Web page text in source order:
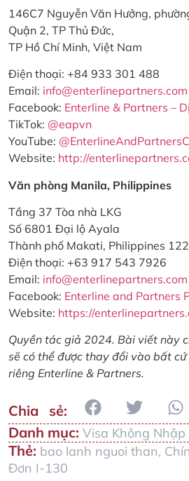
146C7 Nguyễn Văn Hưởng,
Quận 2, TP Thủ Đức,
TP Hồ Chí Minh, Việt Nam
Điện thoại: +84 933 301 488
Email: info@enterlinepartners.com
Facebook: Enterline & Partners –
TikTok: @eapvn
YouTube:
Website: http://
Văn phòng Manila, Philippines
Tầng 37 Tòa nhà LKG
Số 6801 Đại lộ Ayala
Thành phố Makati, Philippines
Điện thoại: +63 917 543 7926
Email: info@enterlinepartners.com
Facebook: Enterline and Partners
Website: https://
Quyền tác giả 2024. Bài viết này
sẽ có thể được thay đổi vào bất
riêng Enterline & Partners.
Danh mục: Visa Không Nhập
Thẻ: bao lanh nguoi than,
Đơn I-130